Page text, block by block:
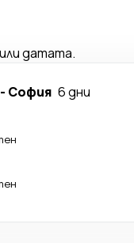
датата.
- София 6 дни